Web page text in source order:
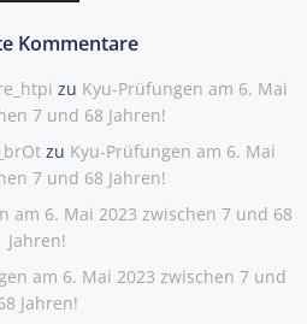
Kommentare
zu Kyu-Prüfungen am 6. Mai
7 und 68 Jahren!
zu Kyu-Prüfungen am 6. Mai
7 und 68 Jahren!
am 6. Mai 2023 zwischen 7 und 68
Jahren!
am 6. Mai 2023 zwischen 7 und
Jahren!